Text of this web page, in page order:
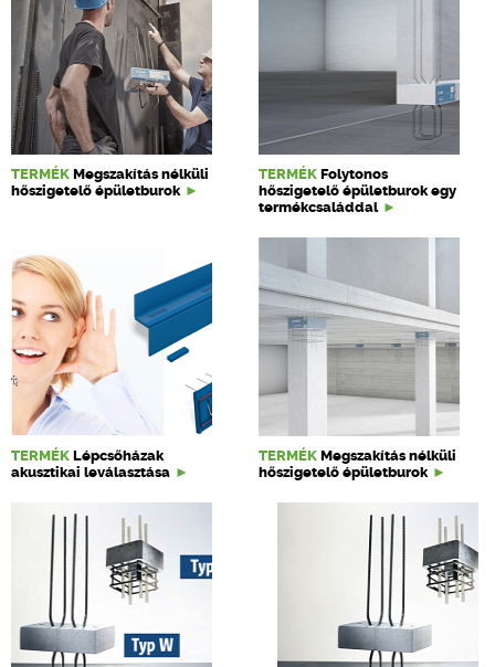
TERMÉK Megszakítás nélküli
hőszigetelő épületburok
TERMÉK Folytonos
hőszigetelő épületburok egy
termékcsaláddal
TERMÉK Lépcsőházak
akusztikai leválasztása
TERMÉK Megszakítás nélküli
hőszigetelő épületburok